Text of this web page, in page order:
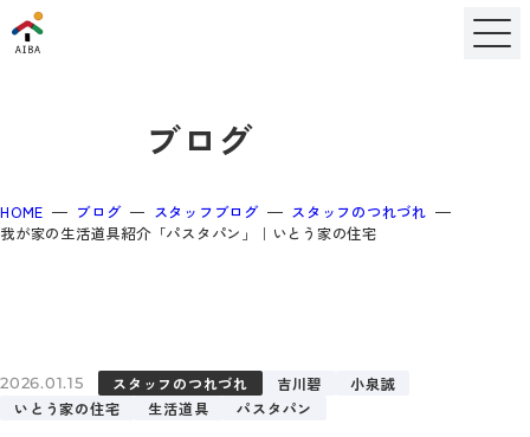
ブログ
HOME ブログ スタッフブログ
スタッフのつれづれ
我が家の生活道具紹介「パスタパン」｜いとう家の住宅
2026.01.15 スタッフのつれづれ 吉川碧
小泉誠
いとう家の住宅
生活道具 パスタパン